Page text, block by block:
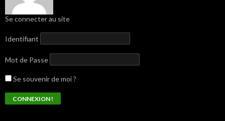
Se connecter au site
Identifiant
Mot de Passe
Se souvenir de moi ?